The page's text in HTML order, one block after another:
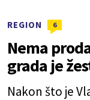
REGION 6
Nema
grada je
Nakon što je